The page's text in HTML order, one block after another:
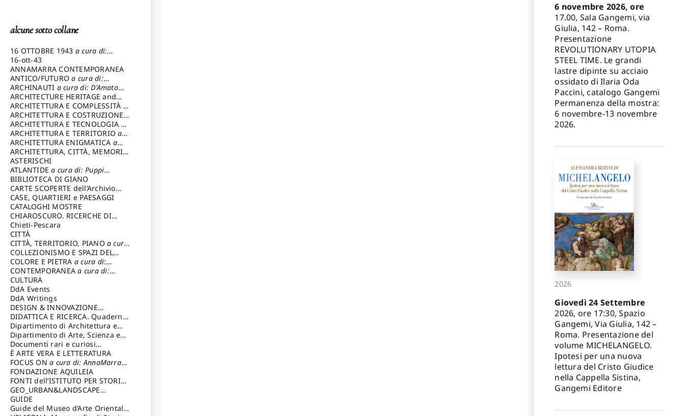
alcune sotto collane
16 OTTOBRE 1943 a cura di:
Pezzetti Marcello
16-ott-43
ANNAMARRA CONTEMPORANEA
ANTICO/FUTUROa cura di:
Varagnoli Claudio
ARCHINAUTI a cura di: D'Amato
Claudio
ARCHITECTURE HERITAGE and
DESIGN
ARCHITETTURA E COMPLESSITÀ a
cura di: Piva Antonio
ARCHITETTURA E COSTRUZIONEa
cura di: Poretti Sergio
ARCHITETTURA E TECNOLOGIA a
cura di: Carrara Gianfranco
ARCHITETTURA E TERRITORIOa
cura di: Pietrogrande Enrico
ARCHITETTURA ENIGMATICA a
cura di: Lenci Ruggero
ARCHITETTURA, CITTÀ, MEMORIA
a cura di: Valeriani Enrico
ASTERISCHI
ATLANTIDEa cura di: Puppi
Lionello
BIBLIOTECA DI GIANO
CARTE SCOPERTE dell’Archivio
Storico Capitolino
CASE, QUARTIERI e PAESAGGI
CATALOGHI MOSTRE
CHIAROSCURO. RICERCHE DI
STORIA E STORIA DELL'ARTE
cura di: Di Carpegna Falconieri
Tommaso
Chieti-Pescara
CITTÀ
CITTÀ, TERRITORIO, PIANO a cura
di: Imbesi Giuseppe
COLLEZIONISMO E SPAZI DEL
COLLEZIONISMO a cura di:
Magnani Lauro
COLORE E PIETRA a cura di:
Selvaggi Giuseppe
CONTEMPORANEAa cura di:
Gubinelli Luna
CULTURA
DdA Events
DdA Writings
DESIGN & INNOVAZIONE
TECNOLOGICAa cura di: Vallicelli
Andrea
DIDATTICA E RICERCA. Quaderni
della Scuola
Dipartimento di Architettura e
Analisi della Città Mediterranea
Dipartimento di Arte, Scienza e
Tecnica del Costuire
Documenti rari e curiosi
dall'Archivio Segreto
È ARTE VERA E LETTERATURA
FOCUS ONa cura di: AnnaMarra
Contemporanea
FONDAZIONE AQUILEIA
FONTI dell’ISTITUTO PER STORIA
DEL RISORGIMENTO
GEO_URBAN&LANDSCAPE
PLANNING (GULP)
Trusiani Elio
GUIDE
Guide del Museo d’Arte Orientale
6 novembre 2026, ore
17.00, Sala Gangemi, via
Giulia, 142 – Roma.
Presentazione
REVOLUTIONARY UTOPIA
STEEL TIME. Le grandi
lastre dipinte su acciaio
ossidato di Ilaria Oda
Paccini, catalogo Gangemi
Permanenza della mostra:
6 novembre-13 novembre
2026.
2026
Giovedì 24 Settembre
2026, ore 17:30, Spazio
Gangemi, Via Giulia, 142 –
Roma. Presentazione del
volume MICHELANGELO.
Ipotesi per una nuova
lettura del Cristo Giudice
nella Cappella Sistina,
Gangemi Editore